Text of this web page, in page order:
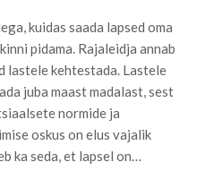
kuidas saada lapsed oma
pidama. Rajaleidja annab
lastele kehtestada. Lastele
juba maast madalast, sest
normide ja
oskus on elus vajalik
ka seda, et lapsel on…